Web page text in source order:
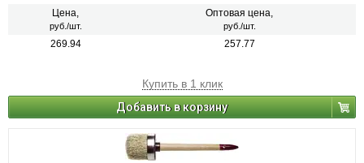
Цена,
руб./шт.
Оптовая цена,
руб./шт.
269.94 257.77
Купить в 1 клик
Добавить в корзину